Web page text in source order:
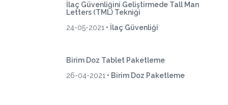
İlaç Güvenliğini Geliştirmede Tall Man
Letters (TML) Tekniği
24-05-2021 • İlaç Güvenliği
Birim Doz Tablet Paketleme
26-04-2021 • Birim Doz Paketleme